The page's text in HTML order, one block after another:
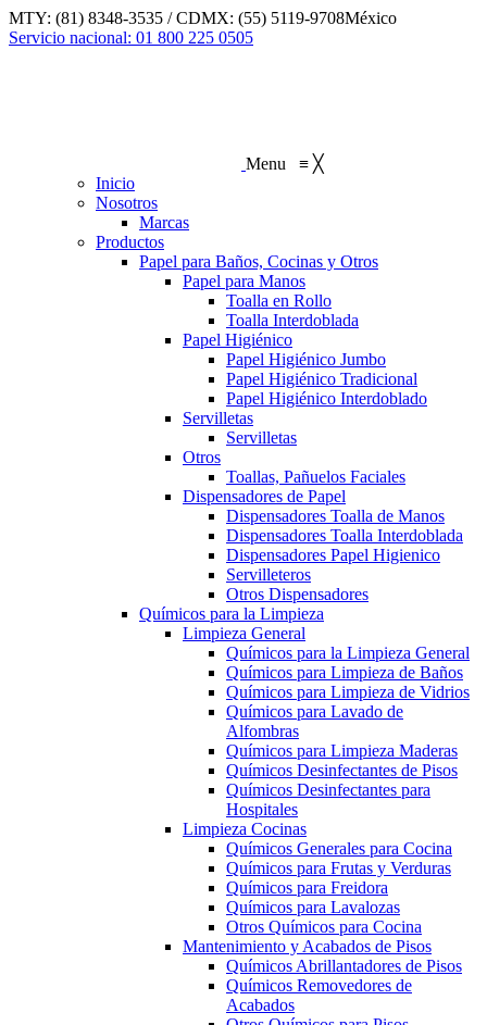
Saltar
al
MTY: (81) 8348-3535 / CDMX: (55) 5119-9708México
Linkedin
Servicio nacional: 01 800 225 0505
Menu ≡ ╳
Inicio
Nosotros
Marcas
Productos
Papel para Baños, Cocinas y Otros
Papel para Manos
Toalla en Rollo
Toalla Interdoblada
Papel Higiénico
Papel Higiénico Jumbo
Papel Higiénico Tradicional
Papel Higiénico Interdoblado
Servilletas
Servilletas
Otros
Toallas, Pañuelos Faciales
Dispensadores de Papel
Dispensadores Toalla de Manos
Dispensadores Toalla Interdoblada
Dispensadores Papel Higienico
Servilleteros
Otros Dispensadores
Químicos para la Limpieza
Limpieza General
Químicos para la Limpieza General
Químicos para Limpieza de Baños
Químicos para Limpieza de Vidrios
Químicos para Lavado de
Alfombras
Químicos para Limpieza Maderas
Químicos Desinfectantes de Pisos
Químicos Desinfectantes para
Hospitales
Limpieza Cocinas
Químicos Generales para Cocina
Químicos para Frutas y Verduras
Químicos para Freidora
Químicos para Lavalozas
Otros Químicos para Cocina
Mantenimiento y Acabados de Pisos
Químicos Abrillantadores de Pisos
Químicos Removedores de
Acabados